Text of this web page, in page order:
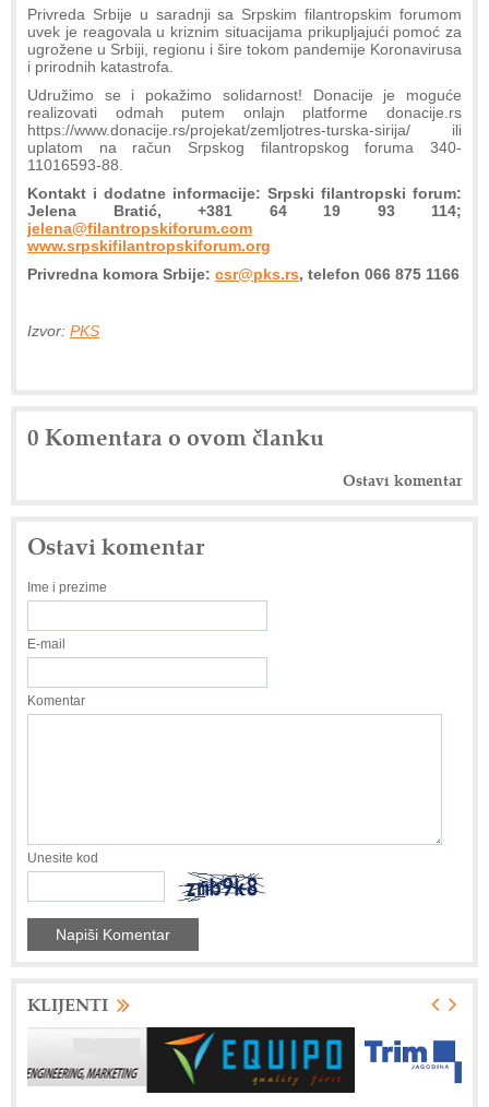
Privreda Srbije u saradnji sa Srpskim filantropskim forumom
uvek je reagovala u kriznim situacijama prikupljajući pomoć za
ugrožene u Srbiji, regionu i šire tokom pandemije Koronavirusa
i prirodnih katastrofa.
Udružimo se i pokažimo solidarnost! Donacije je moguće
realizovati odmah putem onlajn platforme donacije.rs
https://www.donacije.rs/projekat/zemljotres-turska-sirija/ ili
uplatom na račun Srpskog filantropskog foruma 340-
11016593-88.
Kontakt i dodatne informacije: Srpski filantropski forum:
Jelena Bratić, +381 64 19 93 114;
jelena@filantropskiforum.com
www.srpskifilantropskiforum.org
Privredna komora Srbije: csr@pks.rs, telefon 066 875 1166
Izvor: PKS
0 Komentara o ovom članku
Ostavi komentar
Ostavi komentar
Ime i prezime
E-mail
Komentar
Unesite kod
KLIJENTI